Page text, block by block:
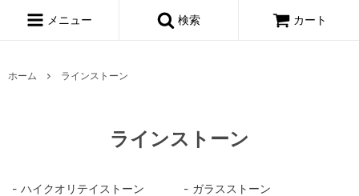
メニュー 検索 カート
ホーム ラインストーン
ラインストーン
ハイクオリテイストーン ガラスストーン